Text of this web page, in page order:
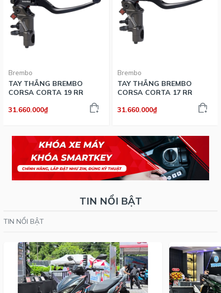
Brembo
TAY THẮNG BREMBO
CORSA CORTA 19 RR
31.660.000₫
Brembo
TAY THẮNG BREMBO
CORSA CORTA 17 RR
31.660.000₫
TIN NỔI BẬT
TIN NỔI BẬT